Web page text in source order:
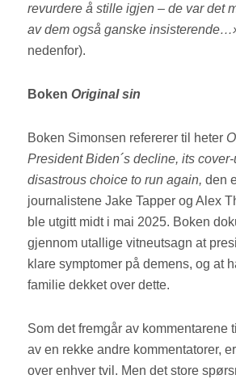
revurdere å stille igjen – de var det
av dem også ganske
nedenfor).
BokenOriginal sin
Boken Simonsen refererer til heter
President Biden´s decline, its
disastrous choice to run again,den
journalistene Jake Tapper og Alex
ble utgitt midt i mai 2025. Boken
gjennom utallige vitneutsagn at
klare symptomer på demens, og at
familie dekket over dette.
Som det fremgår av kommentarene
av en rekke andre kommentatorer,
over enhver tvil. Men det store